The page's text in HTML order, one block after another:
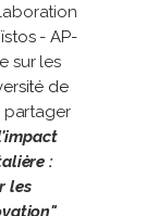
- AP-
sur les
de
partager
:
les
.